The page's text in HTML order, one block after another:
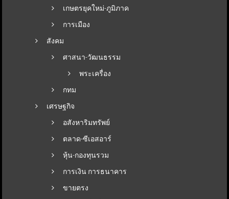
เกษตรยุคใหม่-ภูมิภาค
การเมือง
สังคม
ศาสนา-วัฒนธรรม
พระเครื่อง
กทม
เศรษฐกิจ
อสังหาริมทรัพย์
ตลาด-ซีเอสอาร์
หุ้น-กองทุนรวม
การเงิน การธนาคาร
ขายตรง